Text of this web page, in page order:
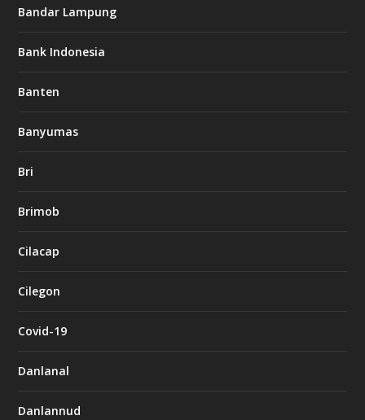
Bandar Lampung
Bank Indonesia
Banten
Banyumas
Bri
Brimob
Cilacap
Cilegon
Covid-19
Danlanal
Danlannud